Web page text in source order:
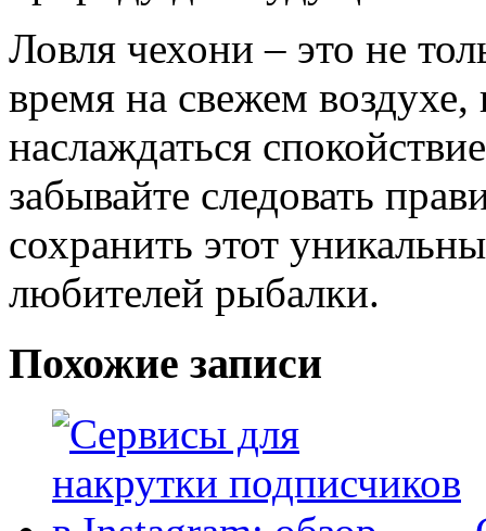
Ловля чехони – это не
время на свежем
наслаждаться
забывайте следовать
сохранить этот
любителей рыбалки.
Похожие записи